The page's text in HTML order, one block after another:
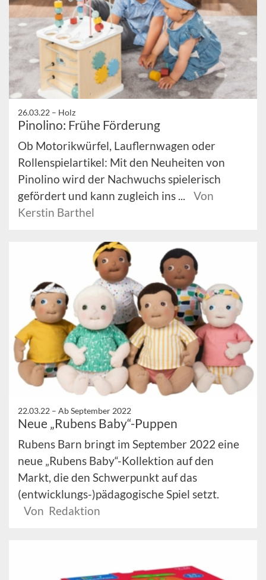
26.03.22 – Holz
Pinolino: Frühe Förderung
Ob Motorikwürfel, Lauflernwagen oder
Rollenspielartikel: Mit den Neuheiten von
Pinolino wird der Nachwuchs spielerisch
gefördert und kann zugleich ins ...
Von
Kerstin Barthel
22.03.22 – Ab September 2022
Neue „Rubens Baby“-Puppen
Rubens Barn bringt im September 2022 eine
neue „Rubens Baby“-Kollektion auf den
Markt, die den Schwerpunkt auf das
(entwicklungs-)pädagogische Spiel setzt.
Von Redaktion